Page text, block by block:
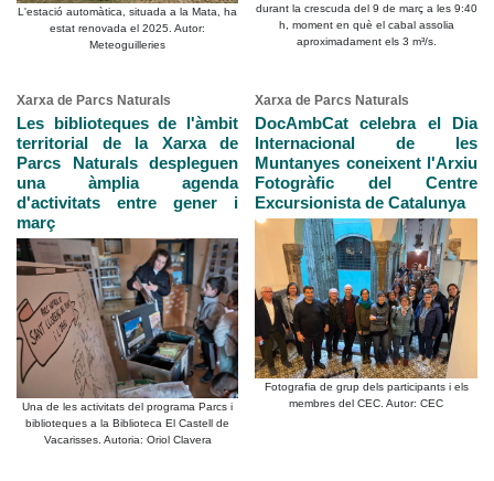
L'estació automàtica, situada a la Mata, ha
estat renovada el 2025. Autor:
Meteoguilleries
durant la crescuda del 9 de març a les 9:40
h, moment en què el cabal assolia
aproximadament els 3 m³/s.
Xarxa de Parcs Naturals
Les biblioteques de l'àmbit
territorial de la Xarxa de
Parcs Naturals despleguen
una àmplia agenda
d'activitats entre gener i
març
Una de les activitats del programa Parcs i
biblioteques a la Biblioteca El Castell de
Vacarisses. Autoria: Oriol Clavera
Xarxa de Parcs Naturals
DocAmbCat celebra el Dia
Internacional de les
Muntanyes coneixent l'Arxiu
Fotogràfic del Centre
Excursionista de Catalunya
Fotografia de grup dels participants i els
membres del CEC. Autor: CEC